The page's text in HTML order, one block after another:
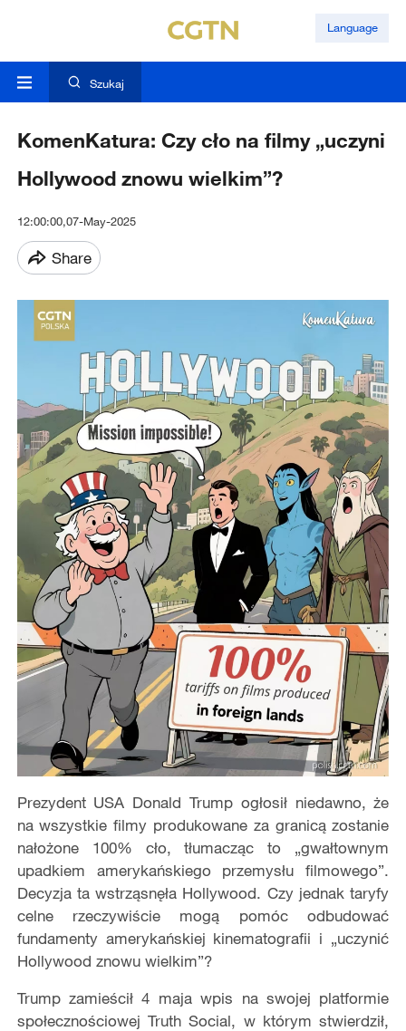
Language
Szukaj
KomenKatura: Czy cło na filmy „uczyni
Hollywood znowu wielkim”?
12:00:00,07-May-2025
Share
Prezydent USA Donald Trump ogłosił niedawno, że
na wszystkie filmy produkowane za granicą zostanie
nałożone 100% cło, tłumacząc to „gwałtownym
upadkiem amerykańskiego przemysłu filmowego”.
Decyzja ta wstrząsnęła Hollywood. Czy jednak taryfy
celne rzeczywiście mogą pomóc odbudować
fundamenty amerykańskiej kinematografii i „uczynić
Hollywood znowu wielkim”?
Trump zamieścił 4 maja wpis na swojej platformie
społecznościowej Truth Social, w którym stwierdził,